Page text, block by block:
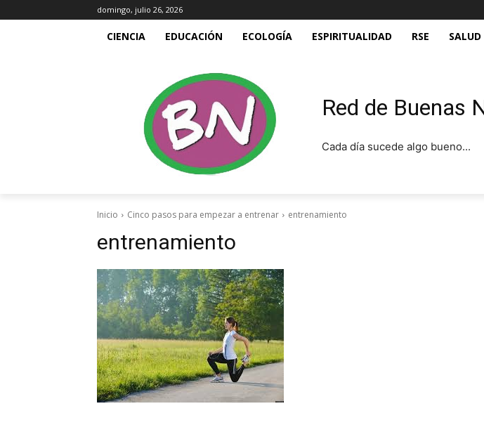
domingo, julio 26, 2026
CIENCIA EDUCACIÓN ECOLOGÍA ESPIRITUALIDAD RSE SALUD
Red de Buenas
Cada día sucede algo bueno...
Inicio Cinco pasos para empezar a entrenar entrenamiento
entrenamiento